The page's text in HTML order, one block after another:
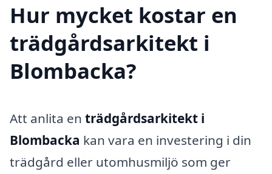
Hur mycket kostar en
trädgårdsarkitekt i
Blombacka?
Att anlita en trädgårdsarkitekt i
Blombacka kan vara en investering i din
trädgård eller utomhusmiljö som ger